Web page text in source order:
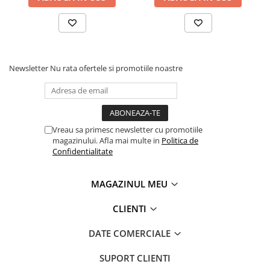
Soluții integrate
Soluțiile de gestionare a imprimării se află în centrul MFC-
L6910DN, cu Barcode Print+, Secure Print+ și UI dedicat, puteți
continuare dispozitivul cu soluții terțe, inclusiv Kofax, YSoft și
Faceți imprimarea mai simplă cu Brother MPS
Newsletter Nu rata ofertele si promotiile noastre
Vreau sa primesc newsletter cu promotiile
magazinului. Afla mai multe in Politica de
Confidentialitate
MAGAZINUL MEU
CLIENTI
DATE COMERCIALE
SUPORT CLIENTI